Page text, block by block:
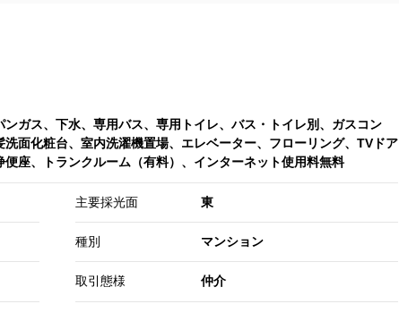
ガス、下水、専用バス、専用トイレ、バス・トイレ別、ガスコン
洗面化粧台、室内洗濯機置場、エレベーター、フローリング、TVドア
座、トランクルーム（有料）、インターネット使用料無料
主要採光面 東
種別 マンション
取引態様 仲介